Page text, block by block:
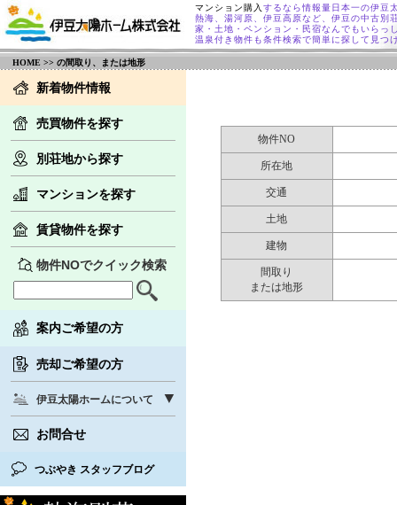
マンション購入 するなら情報量日本一の伊豆
熱海、湯河原、伊豆高原など、伊豆の中古別
家・土地・ペンション・民宿なんでもいらっ
温泉付き物件も条件検索で簡単に探して見つ
HOME >> の間取り、または地形
新着物件情報
売買物件を探す
別荘地から探す
マンションを探す
賃貸物件を探す
物件NOでクイック検索
案内ご希望の方
売却ご希望の方
伊豆太陽ホームについて
お問合せ
つぶやき スタッフブログ
物件NO
所在地
交通
土地
建物
間取り
または地形